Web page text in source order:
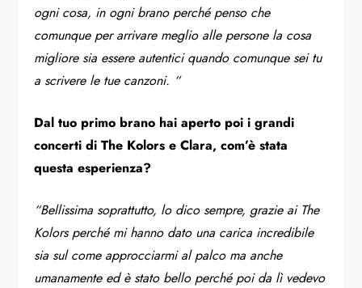
ogni cosa, in ogni brano perché penso che
comunque per arrivare meglio alle persone la cosa
migliore sia essere autentici quando comunque sei tu
a scrivere le tue canzoni. “
Dal tuo primo brano hai aperto poi i grandi
concerti di The Kolors e Clara, com’è stata
questa esperienza?
“Bellissima soprattutto, lo dico sempre, grazie ai The
Kolors perché mi hanno dato una carica incredibile
sia sul come approcciarmi al palco ma anche
umanamente ed è stato bello perché poi da lì vedevo